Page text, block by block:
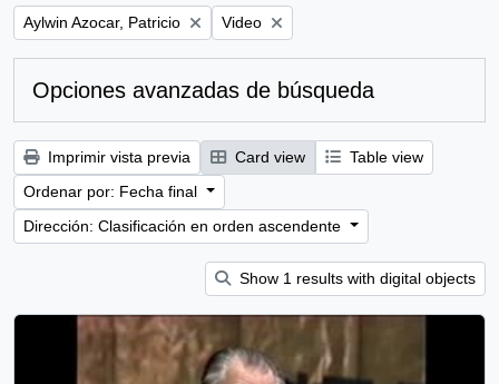
Remove filter:
Aylwin Azocar, Patricio Remove filter:
Video
Opciones avanzadas de búsqueda
Imprimir vista previa Card view
Table view
Ordenar por: Fecha final
Dirección: Clasificación en orden ascendente
Show 1 results with digital objects